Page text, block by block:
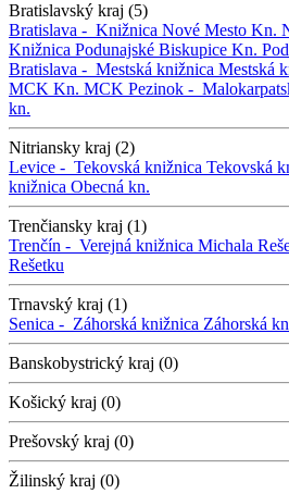
Bratislavský kraj (5)
Bratislava - Knižnica Nové Mesto Kn.
Knižnica Podunajské Biskupice Kn.
Bratislava - Mestská knižnica Mestská
MCK Kn. MCK Pezinok -
kn.
Nitriansky kraj (2)
Levice - Tekovská knižnica Tekovská
knižnica Obecná kn.
Trenčiansky kraj (1)
Trenčín - Verejná knižnica Michala
Rešetku
Trnavský kraj (1)
Senica - Záhorská knižnica Záhorská
Banskobystrický kraj (0)
Košický kraj (0)
Prešovský kraj (0)
Žilinský kraj (0)